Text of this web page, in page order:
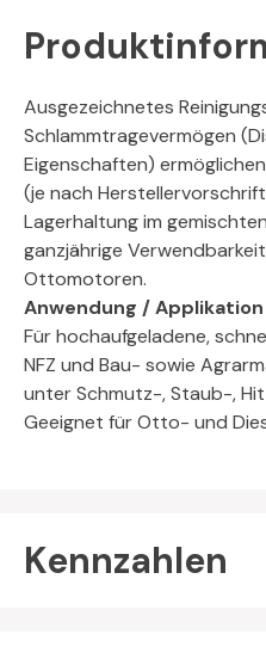
Ausgezeichnetes
Schlammtragevermögen
Eigenschaften)
(je nach
Lagerhaltung im
ganzjährige
Ottomotoren.
Anwendung / Applikation
Für hochaufgeladene,
NFZ und Bau- sowie
unter Schmutz-, Staub-,
Geeignet für Otto- und
Kennzahlen